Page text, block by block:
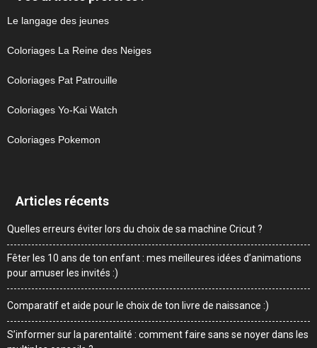
Le langage des jeunes
Coloriages La Reine des Neiges
Coloriages Pat Patrouille
Coloriages Yo-Kai Watch
Coloriages Pokemon
Articles récents
Quelles erreurs éviter lors du choix de sa machine Cricut ?
Fêter les 10 ans de ton enfant : mes meilleures idées d’animations
pour amuser les invités :)
Comparatif et aide pour le choix de ton livre de naissance :)
S’informer sur la parentalité : comment faire sans se noyer dans les